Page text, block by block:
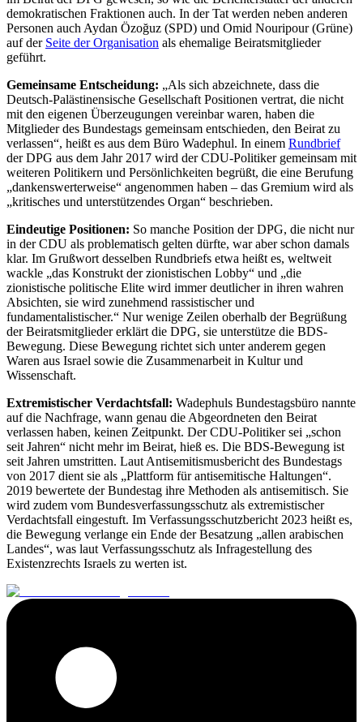
demokratischen Fraktionen auch. In der Tat werden neben anderen
Personen auch Aydan Özoğuz (SPD) und Omid Nouripour (Grüne)
auf der Seite der Organisation als ehemalige Beiratsmitglieder
geführt.
Gemeinsame Entscheidung: „Als sich abzeichnete, dass die
Deutsch-Palästinensische Gesellschaft Positionen vertrat, die nicht
mit den eigenen Überzeugungen vereinbar waren, haben die
Mitglieder des Bundestags gemeinsam entschieden, den Beirat zu
verlassen“, heißt es aus dem Büro Wadephul. In einem Rundbrief
der DPG aus dem Jahr 2017 wird der CDU-Politiker gemeinsam mit
weiteren Politikern und Persönlichkeiten begrüßt, die eine Berufung
„dankenswerterweise“ angenommen haben – das Gremium wird als
„kritisches und unterstützendes Organ“ beschrieben.
Eindeutige Positionen: So manche Position der DPG, die nicht nur
in der CDU als problematisch gelten dürfte, war aber schon damals
klar. Im Grußwort desselben Rundbriefs etwa heißt es, weltweit
wackle „das Konstrukt der zionistischen Lobby“ und „die
zionistische politische Elite wird immer deutlicher in ihren wahren
Absichten, sie wird zunehmend rassistischer und
fundamentalistischer.“ Nur wenige Zeilen oberhalb der Begrüßung
der Beiratsmitglieder erklärt die DPG, sie unterstütze die BDS-
Bewegung. Diese Bewegung richtet sich unter anderem gegen
Waren aus Israel sowie die Zusammenarbeit in Kultur und
Wissenschaft.
Extremistischer Verdachtsfall: Wadephuls Bundestagsbüro nannte
auf die Nachfrage, wann genau die Abgeordneten den Beirat
verlassen haben, keinen Zeitpunkt. Der CDU-Politiker sei „schon
seit Jahren“ nicht mehr im Beirat, hieß es. Die BDS-Bewegung ist
seit Jahren umstritten. Laut Antisemitismusbericht des Bundestags
von 2017 dient sie als „Plattform für antisemitische Haltungen“.
2019 bewertete der Bundestag ihre Methoden als antisemitisch. Sie
wird zudem vom Bundesverfassungsschutz als extremistischer
Verdachtsfall eingestuft. Im Verfassungsschutzbericht 2023 heißt es,
die Bewegung verlange ein Ende der Besatzung „allen arabischen
Landes“, was laut Verfassungsschutz als Infragestellung des
Existenzrechts Israels zu werten ist.